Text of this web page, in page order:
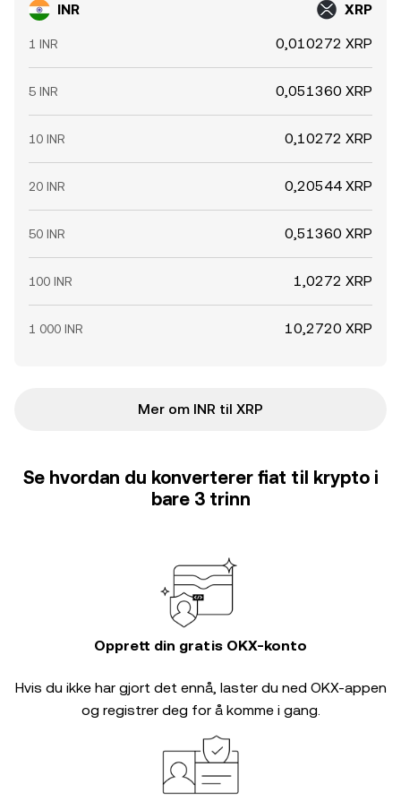
INR XRP
1 INR 0,010272 XRP
5 INR 0,051360 XRP
10 INR 0,10272 XRP
20 INR 0,20544 XRP
50 INR 0,51360 XRP
100 INR 1,0272 XRP
1 000 INR 10,2720 XRP
Mer om INR til XRP
Se hvordan du konverterer fiat til krypto i
bare 3 trinn
Opprett din gratis OKX-konto
Hvis du ikke har gjort det ennå, laster du ned OKX-appen
og registrer deg for å komme i gang.